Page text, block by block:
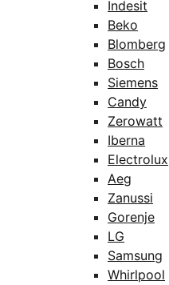
Indesit
Beko
Blomberg
Bosch
Siemens
Candy
Zerowatt
Iberna
Electrolux
Aeg
Zanussi
Gorenje
LG
Samsung
Whirlpool